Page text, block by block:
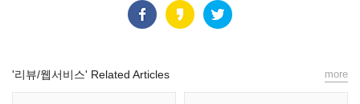
'리뷰/웹서비스' Related Articles more